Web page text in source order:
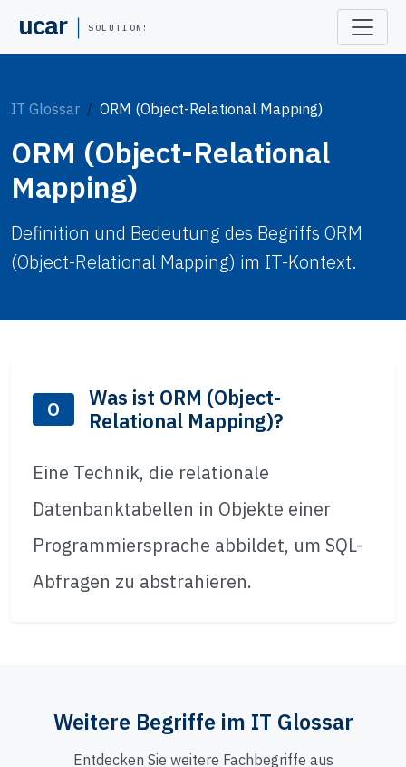
ucar SOLUTIONS
IT Glossar ORM (Object-Relational Mapping)
ORM (Object-Relational
Mapping)
Definition und Bedeutung des Begriffs ORM
(Object-Relational Mapping) im IT-Kontext.
O
Was ist ORM (Object-
Relational Mapping)?
Eine Technik, die relationale
Datenbanktabellen in Objekte einer
Programmiersprache abbildet, um SQL-
Abfragen zu abstrahieren.
Weitere Begriffe im IT Glossar
Entdecken Sie weitere Fachbegriffe aus